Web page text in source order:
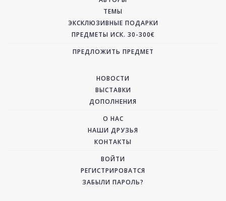
ТЕМЫ
ЭКСКЛЮЗИВНЫЕ ПОДАРКИ
ПРЕДМЕТЫ ИСК. 30-300€
ПРЕДЛОЖИТЬ ПРЕДМЕТ
НОВОСТИ
ВЫСТАВКИ
ДОПОЛНЕНИЯ
О НАС
НАШИ ДРУЗЬЯ
КОНТАКТЫ
ВОЙТИ
РЕГИСТРИРОВАТСЯ
ЗАБЫЛИ ПАРОЛЬ?